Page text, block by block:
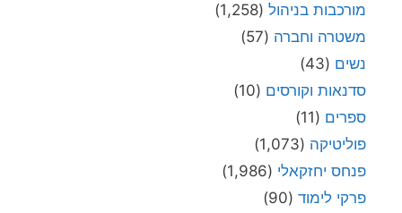
מורכבות בניהול (1,258)
משטרה וחברה (57)
נשים (43)
סדנאות וקורסים (10)
ספרים (11)
פוליטיקה (1,073)
פנחס יחזקאלי (1,986)
פרקי לימוד (90)